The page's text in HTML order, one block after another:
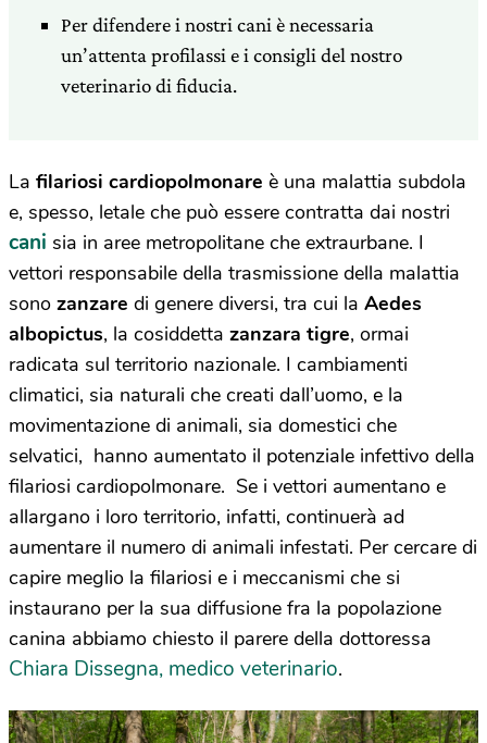
Per difendere i nostri cani è necessaria
un’attenta profilassi e i consigli del nostro
veterinario di fiducia.
La filariosi cardiopolmonare è una malattia subdola
e, spesso, letale che può essere contratta dai nostri
cani sia in aree metropolitane che extraurbane. I
vettori responsabile della trasmissione della malattia
sono zanzare di genere diversi, tra cui la Aedes
albopictus, la cosiddetta zanzara tigre, ormai
radicata sul territorio nazionale. I cambiamenti
climatici, sia naturali che creati dall’uomo, e la
movimentazione di animali, sia domestici che
selvatici, hanno aumentato il potenziale infettivo della
filariosi cardiopolmonare. Se i vettori aumentano e
allargano i loro territorio, infatti, continuerà ad
aumentare il numero di animali infestati. Per cercare di
capire meglio la filariosi e i meccanismi che si
instaurano per la sua diffusione fra la popolazione
canina abbiamo chiesto il parere della dottoressa
Chiara Dissegna, medico veterinario.